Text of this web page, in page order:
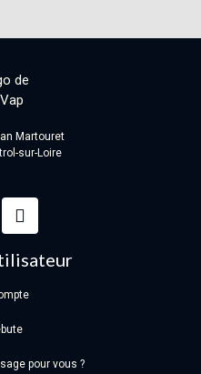
Martouret
sur-Loire
pour vous ?